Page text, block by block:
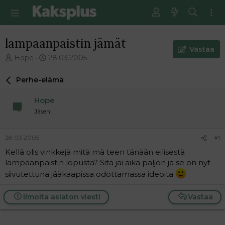
lampaanpaistin jämät
V
e
i
t
u
n
a
o
i
t
Hope
E
s
m
ä
n
v
i
e
s
t
i
28.03.2005
Vastaa
Perhe-elämä
Hope
Jäsen
28.03.2005 #1
Kellä olis vinkkejä mitä mä teen tänään eilisestä
lampaanpaistin lopusta? Sitä jäi aika paljon ja se on nyt
siivutettuna jääkaapissa odottamassa ideoita
Vastaa
Ilmoita asiaton viesti